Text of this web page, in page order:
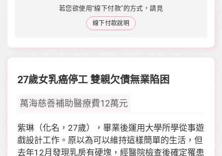
若您欲使用“線下付款”的方式，請見
線下付款說明
27歲女乳癌停工 雙親欠債無業陷困
萬海慈善補助醫療費12萬元
紫琳（化名，27歲），畢業後運用大學所學從事遊
戲設計工作。原以為可以維持這樣簡單的生活，但
去年12月發現乳房有硬塊，經醫院檢查後確定罹患